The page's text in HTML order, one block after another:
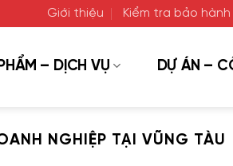
Giới thiệu Kiểm tra bảo hành
– DỊCH VỤ DỰ ÁN –
NGHIỆP TẠI VŨNG TÀU